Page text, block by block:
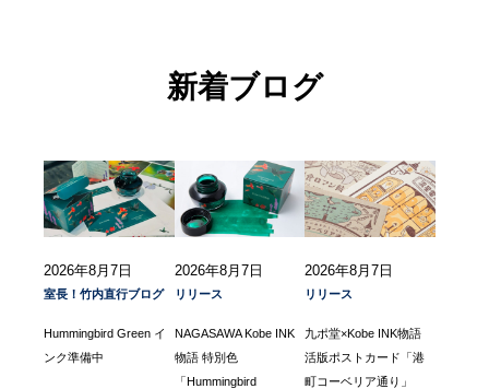
新着ブログ
2026年8月7日
室長！竹内直行ブログ
Hummingbird Green イ
ンク準備中
2026年8月7日
リリース
NAGASAWA Kobe INK
物語 特別色
「Hummingbird
2026年8月7日
リリース
九ポ堂×Kobe INK物語
活版ポストカード「港
町コーベリア通り」